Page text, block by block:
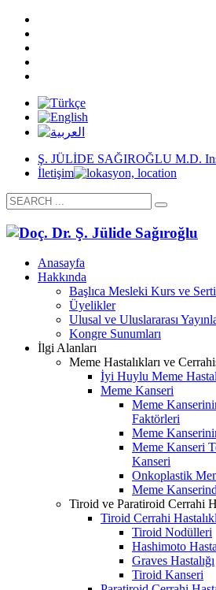
Ş. JÜLİDE SAĞIROĞLU M.D.
İletişim
Anasayfa
Hakkında
Başlıca Mesleki Kurs ve
Üyelikler
Ulusal ve Uluslararası
Kongre Sunumları
İlgi Alanları
Meme Hastalıkları ve
İyi Huylu Meme
Meme Kanseri
Meme
Faktörleri
Meme
Meme Kanseri
Kanseri
Onkoplastik
Meme
Tiroid ve Paratiroid Cerrahi
Tiroid Cerrahi
Tiroid Nodülleri
Hashimoto
Graves Hastalığı
Tiroid Kanseri